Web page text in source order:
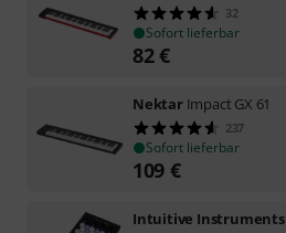
32
Sofort lieferbar
82€
Nektar Impact GX 61
237
Sofort lieferbar
109 €
Intuitive Instruments